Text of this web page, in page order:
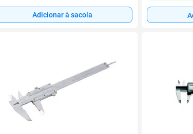
Adicionar à sacola